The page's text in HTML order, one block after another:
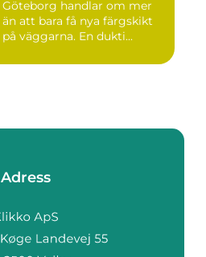
Göteborg handlar om mer
än att bara få nya färgskikt
på väggarna. En dukti...
Adress